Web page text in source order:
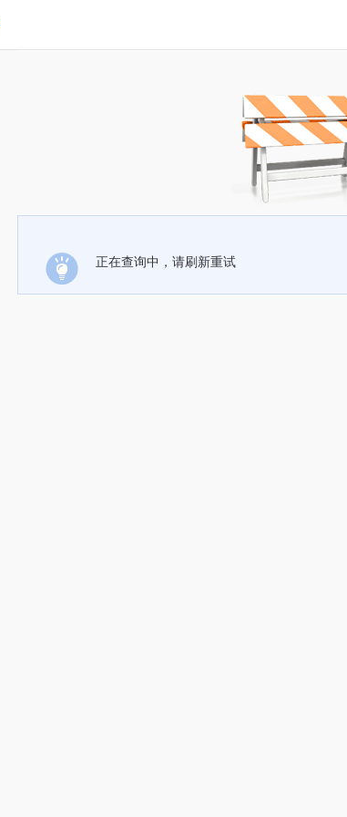
正在查询中，请刷新重试